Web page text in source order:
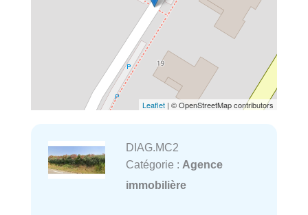
Leaflet | © OpenStreetMap contributors
DIAG.MC2
Catégorie : Agence
immobilière